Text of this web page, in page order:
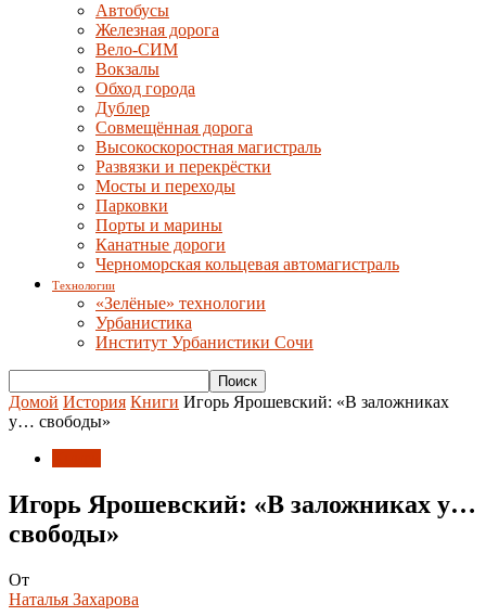
Автобусы
Железная дорога
Вело-СИМ
Вокзалы
Обход города
Дублер
Совмещённая дорога
Высокоскоростная магистраль
Развязки и перекрёстки
Мосты и переходы
Парковки
Порты и марины
Канатные дороги
Черноморская кольцевая автомагистраль
Технологии
«Зелёные» технологии
Урбанистика
Институт Урбанистики Сочи
Домой История Книги Игорь Ярошевский: «В заложниках
у… свободы»
Игорь Ярошевский: «В заложниках у…
свободы»
От
Наталья Захарова